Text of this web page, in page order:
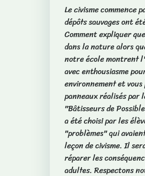
Le civisme commence
dépôts sauvages ont
Comment expliquer
dans la nature alors
notre école montrent
avec enthousiasme
environnement et
panneaux réalisés par
"Bâtisseurs de
a été choisi par les
"problèmes" qui
leçon de civisme. Il
réparer les
adultes. Respectons